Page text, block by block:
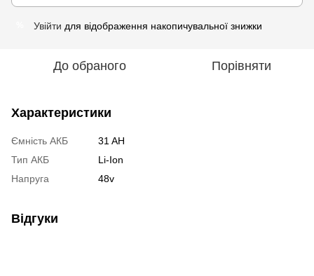
Увійти для відображення накопичувальної знижки
До обраного Порівняти
Характеристики
Ємність АКБ
31 AH
Тип АКБ
Li-Ion
Напруга
48v
Відгуки